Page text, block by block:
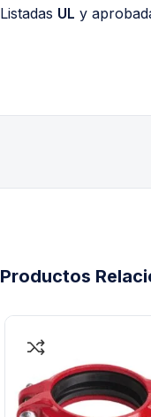
Listadas UL y
Productos